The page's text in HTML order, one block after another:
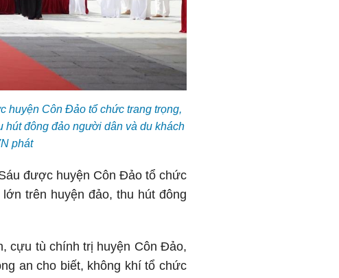
huyện Côn Đảo tổ chức trang trọng,
hút đông đảo người dân và du khách
phát
được huyện Côn Đảo tổ chức
trên huyện đảo, thu hút đông
cựu tù chính trị huyện Côn Đảo,
an cho biết, không khí tổ chức